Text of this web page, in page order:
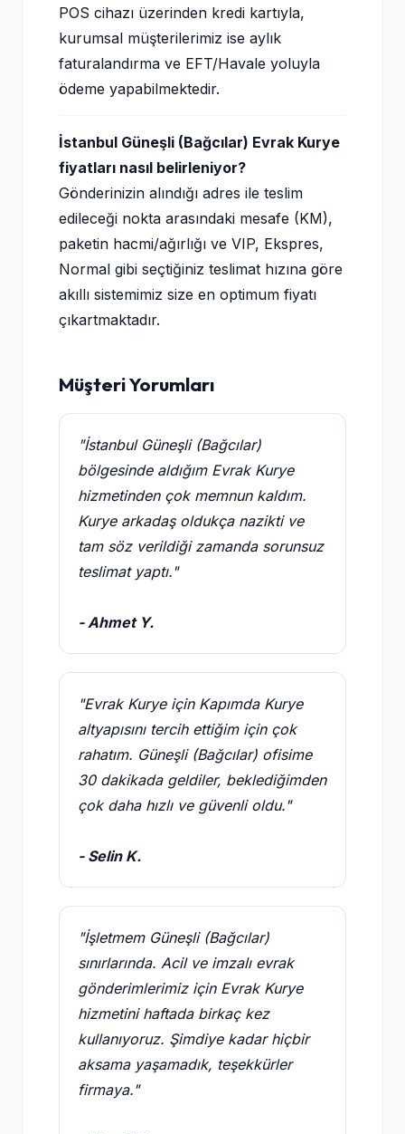
POS cihazı üzerinden kredi kartıyla,
kurumsal müşterilerimiz ise aylık
faturalandırma ve EFT/Havale yoluyla
ödeme yapabilmektedir.
İstanbul Güneşli (Bağcılar) Evrak Kurye
fiyatları nasıl belirleniyor?
Gönderinizin alındığı adres ile teslim
edileceği nokta arasındaki mesafe (KM),
paketin hacmi/ağırlığı ve VIP, Ekspres,
Normal gibi seçtiğiniz teslimat hızına göre
akıllı sistemimiz size en optimum fiyatı
çıkartmaktadır.
Müşteri Yorumları
"İstanbul Güneşli (Bağcılar)
bölgesinde aldığım Evrak Kurye
hizmetinden çok memnun kaldım.
Kurye arkadaş oldukça nazikti ve
tam söz verildiği zamanda sorunsuz
teslimat yaptı."
- Ahmet Y.
"Evrak Kurye için Kapımda Kurye
altyapısını tercih ettiğim için çok
rahatım. Güneşli (Bağcılar) ofisime
30 dakikada geldiler, beklediğimden
çok daha hızlı ve güvenli oldu."
- Selin K.
"İşletmem Güneşli (Bağcılar)
sınırlarında. Acil ve imzalı evrak
gönderimlerimiz için Evrak Kurye
hizmetini haftada birkaç kez
kullanıyoruz. Şimdiye kadar hiçbir
aksama yaşamadık, teşekkürler
firmaya."